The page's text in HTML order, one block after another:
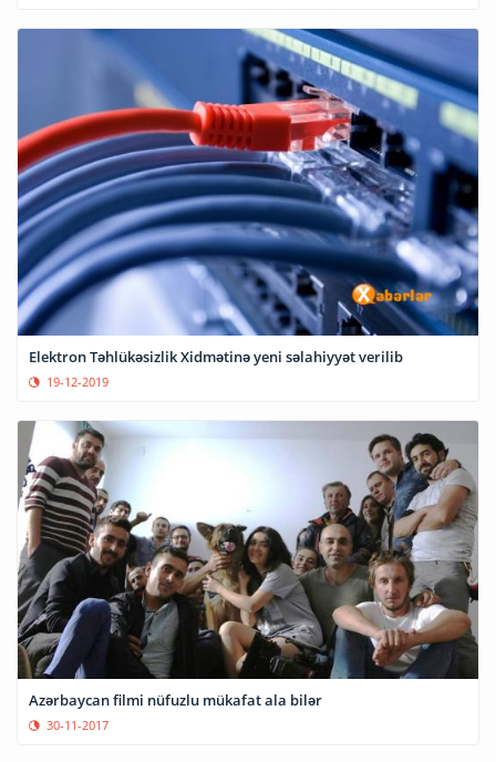
Elektron Təhlükəsizlik Xidmətinə yeni səlahiyyət verilib
19-12-2019
Azərbaycan filmi nüfuzlu mükafat ala bilər
30-11-2017